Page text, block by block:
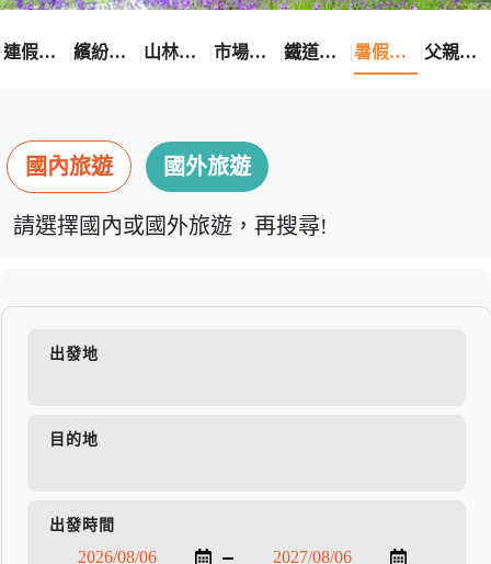
連假卡位趣 繽紛花漾季 山林輕旅行 市場最低價 鐵道觀光之旅 暑假熱賣中 父親節優惠
國內旅遊 國外旅遊
請選擇國內或國外旅遊，再搜尋!
出發地
目的地
出發時間